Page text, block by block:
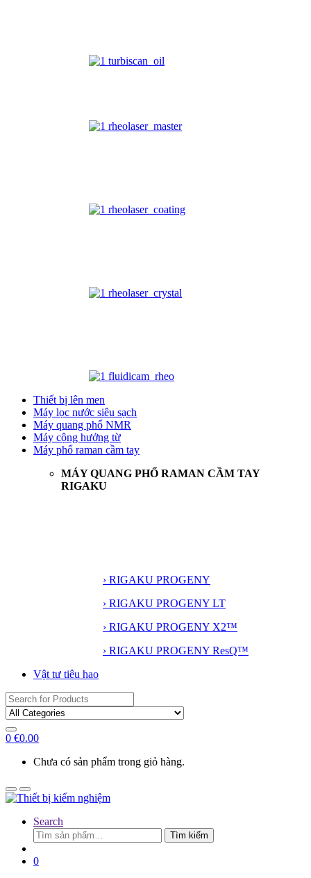
Thiết bị lên men
Máy lọc nước siêu sạch
Máy quang phổ NMR
Máy cộng hưởng từ
Máy phổ raman cầm tay
MÁY QUANG PHỔ RAMAN CẦM TAY
RIGAKU
› RIGAKU PROGENY
› RIGAKU PROGENY LT
› RIGAKU PROGENY X2™
› RIGAKU PROGENY ResQ™
Vật tư tiêu hao
Search
for:
0 €0.00
Chưa có sản phẩm trong giỏ hàng.
Search
Tìm
kiếm:
Tìm kiếm
0